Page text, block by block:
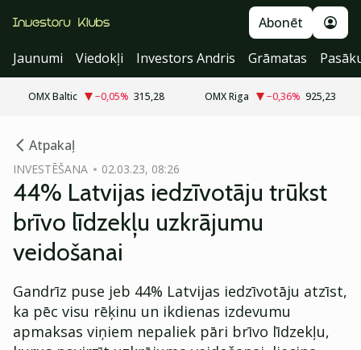
Abonēt
Jaunumi
Viedokļi Investors Andris Grāmatas
OMX Baltic −0,05% 315,28 OMX Riga −0,36% 925,23
Atpakaļ
INVESTĒŠANA 02.03.23, 08:26
44% Latvijas iedzīvotāju trūkst
brīvo līdzekļu uzkrājumu
veidošanai
Gandrīz puse jeb 44% Latvijas iedzīvotāju atzīst,
ka pēc visu rēķinu un ikdienas izdevumu
apmaksas viņiem nepaliek pāri brīvo līdzekļu,